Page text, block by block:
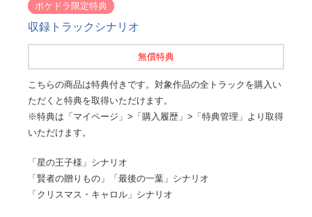
ポケドラ限定特典
収録トラックシナリオ
無償特典
こちらの商品は特典付きです。対象作品の全トラックを購入い
ただくと特典を取得いただけます。
※特典は「マイページ」>「購入履歴」>「特典管理」より取得
いただけます。
「星の王子様」シナリオ
「賢者の贈りもの」「最後の一葉」シナリオ
「クリスマス・キャロル」シナリオ